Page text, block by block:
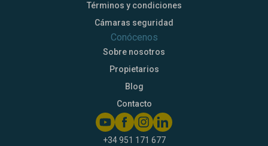
Términos y condiciones
Cámaras seguridad
Conócenos
Sobre nosotros
Propietarios
Blog
Contacto
+34 951 171 677